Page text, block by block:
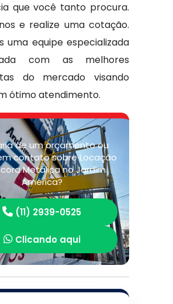
que você tanto procura.
e realize uma cotação.
uma equipe especializada
com as melhores
do mercado visando
ótimo atendimento.
de um orçamento ou
contato sobre Locação
Metálica no Jardim
América?
(11) 2939-0525
Clicando aqui